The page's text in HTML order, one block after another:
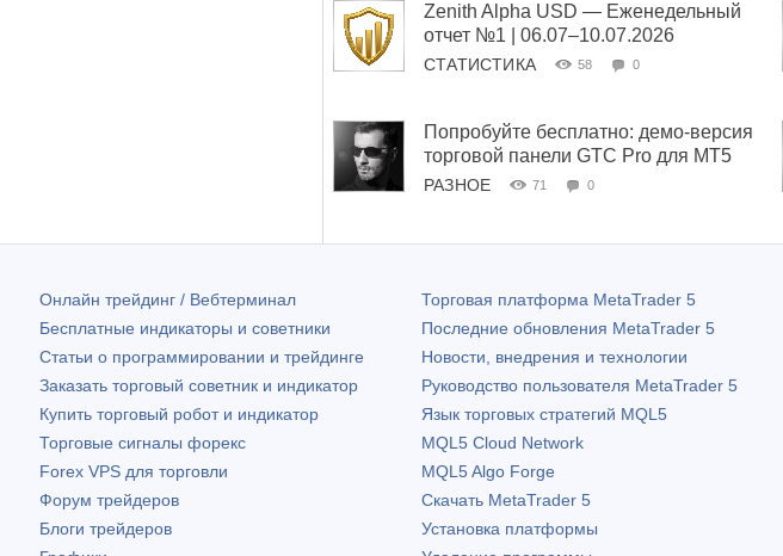
Zenith Alpha USD — Еженедельный
отчет №1 | 06.07–10.07.2026
СТАТИСТИКА 58 0
Попробуйте бесплатно: демо-версия
торговой панели GTC Pro для MT5
РАЗНОЕ 71 0
Онлайн трейдинг / Вебтерминал
Бесплатные индикаторы и советники
Статьи о программировании и трейдинге
Заказать торговый советник и индикатор
Купить торговый робот и индикатор
Торговые сигналы форекс
Forex VPS для торговли
Форум трейдеров
Блоги трейдеров
Торговая платформа MetaTrader 5
Последние обновления MetaTrader 5
Новости, внедрения и технологии
Руководство пользователя MetaTrader 5
Язык торговых стратегий MQL5
MQL5 Cloud Network
MQL5 Algo Forge
Скачать MetaTrader 5
Установка платформы